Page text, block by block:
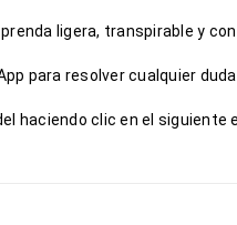
ligera, transpirable y
para resolver cualquier duda.
haciendo clic en el siguiente